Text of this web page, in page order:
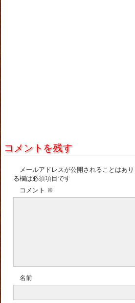
コメントを残す
メールアドレスが公開されることはあり
る欄は必須項目です
コメント ※
名前